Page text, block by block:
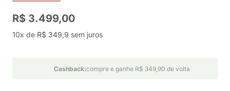
R$ 3.499,00
10x de R$ 349,9 sem juros
Cashback:compre e ganhe R$ 349,90 de volta